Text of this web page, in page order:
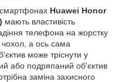
Huawei Honor
мають властивість
телефона на жорстку
а ось сама
може тріснути у
або подряпаний об'єктив
заміна захисного